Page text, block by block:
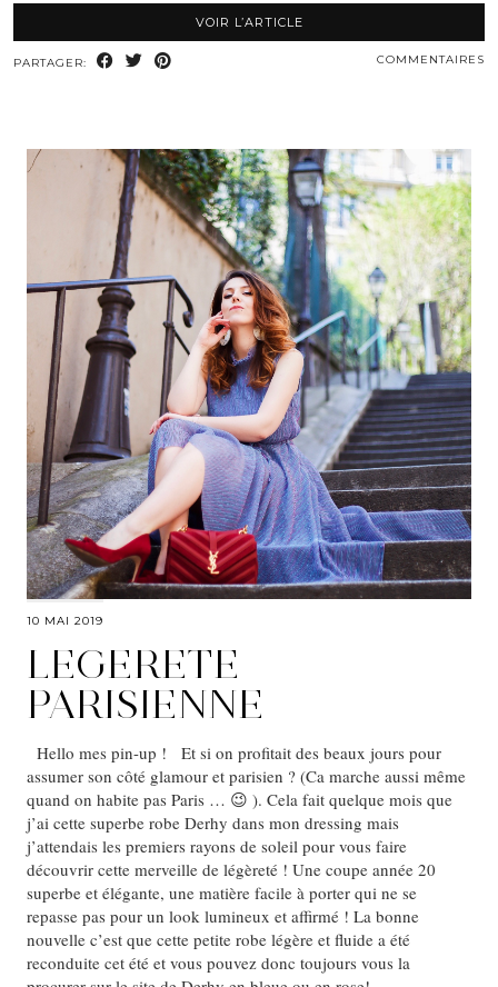
VOIR L’ARTICLE
PARTAGER: COMMENTAIRES
10 MAI 2019
LEGERETE
PARISIENNE
Hello mes pin-up ! Et si on profitait des beaux jours pour
assumer son côté glamour et parisien ? (Ca marche aussi même
quand on habite pas Paris … 😉 ). Cela fait quelque mois que
j’ai cette superbe robe Derhy dans mon dressing mais
j’attendais les premiers rayons de soleil pour vous faire
découvrir cette merveille de légèreté ! Une coupe année 20
superbe et élégante, une matière facile à porter qui ne se
repasse pas pour un look lumineux et affirmé ! La bonne
nouvelle c’est que cette petite robe légère et fluide a été
reconduite cet été et vous pouvez donc toujours vous la